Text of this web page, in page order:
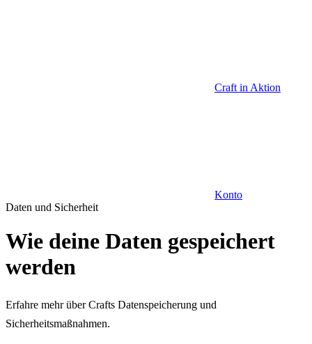
Craft in Aktion
Konto
Daten und Sicherheit
Wie deine Daten gespeichert
werden
Erfahre mehr über Crafts Datenspeicherung und
Sicherheitsmaßnahmen.